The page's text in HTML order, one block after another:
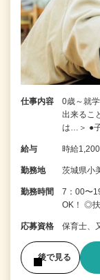
仕事内容
0歳～就
出来るこ
は…＞ ●
給与 時給
勤務地 茨城県小
勤務時間
7：00〜
OK！ ◎
応募資格 保育士、
後で見る